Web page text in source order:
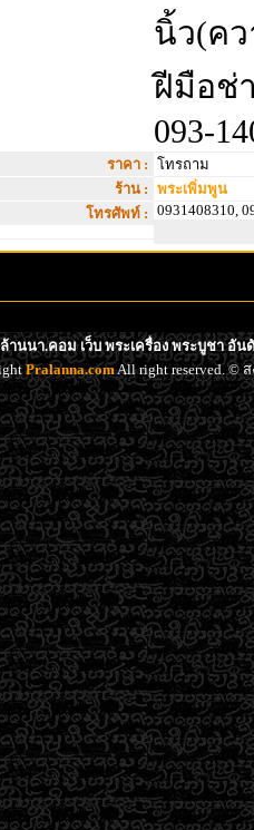
นิ้ว(ค
ฝีมือช่
093-
ราคา : โทรถาม
ร้าน : พระเพิ่มพูน
โทรศัพท์ : 0931408310,
านนา.คอม เว็บ พระเครื่อง พระบูชา อั
Pralanna.comAll right reserved. ©